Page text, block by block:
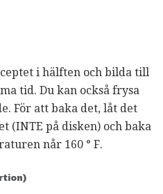
i hälften och bilda till
tid. Du kan också frysa
För att baka det, låt det
(INTE på disken) och baka
når 160 ° F.